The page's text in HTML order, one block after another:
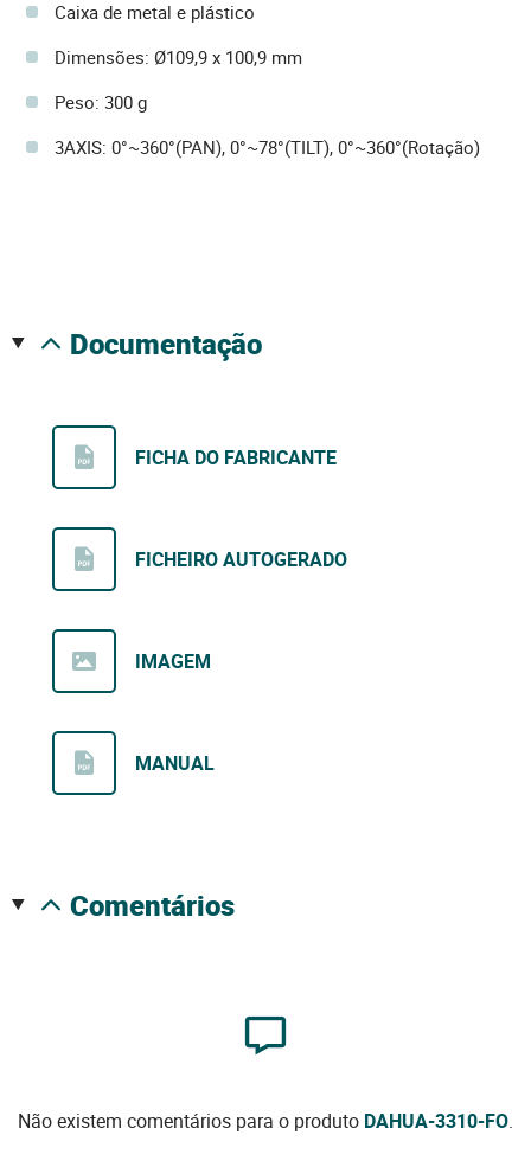
Caixa de metal e plástico
Dimensões: Ø109,9 x 100,9 mm
Peso: 300 g
3AXIS: 0°~360°(PAN), 0°~78°(TILT), 0°~360°(Rotação)
documentação
FICHA DO FABRICANTE
FICHEIRO AUTOGERADO
IMAGEM
MANUAL
comentários
Não existem comentários para o produto DAHUA-3310-FO.